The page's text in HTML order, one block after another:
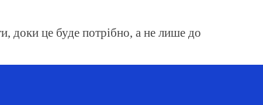
доки це буде потрібно, а не лише до